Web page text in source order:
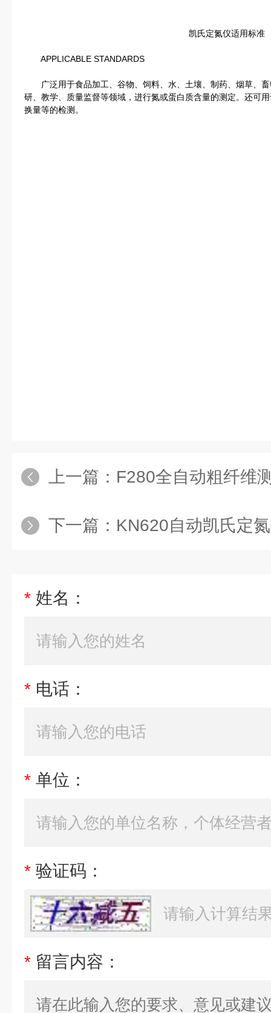
凯氏定氮仪适用标准
APPLICABLE STANDARDS
广泛用于食品加工、谷物、饲料、水、土壤、制药、烟草、畜
研、教学、质量监督等领域，进行氮或蛋白质含量的测定。还可
换量等的检测。
上一篇： F280全自动粗纤维测定仪F280,
下一篇： KN620自动凯氏定
* 姓名：
* 电话：
* 单位：
* 验证码：
* 留言内容：